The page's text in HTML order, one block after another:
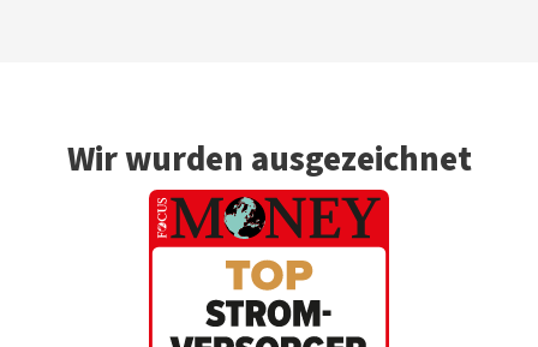
Wir wurden ausgezeichnet